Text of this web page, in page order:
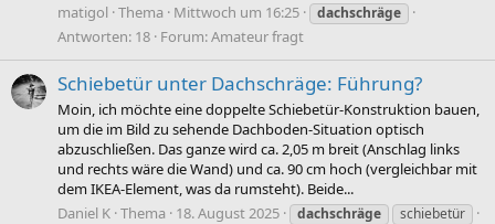
matigol Thema Mittwoch um 16:25 dachschräge
Antworten: 18 Forum:Amateur fragt
Schiebetür unter Dachschräge: Führung?
Moin, ich möchte eine doppelte Schiebetür-Konstruktion bauen,
um die im Bild zu sehende Dachboden-Situation optisch
abzuschließen. Das ganze wird ca. 2,05 m breit (Anschlag links
und rechts wäre die Wand) und ca. 90 cm hoch (vergleichbar mit
dem IKEA-Element, was da rumsteht). Beide...
Daniel K Thema 18. August 2025 dachschräge schiebetür